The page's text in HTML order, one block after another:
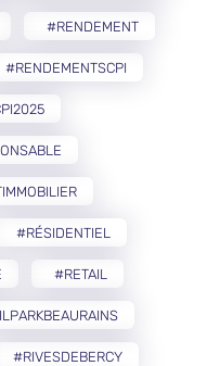
#RENDEMENT
#RENDEMENTSCPI
#RÉSIDENTIEL
#RETAIL
#RIVESDEBERCY